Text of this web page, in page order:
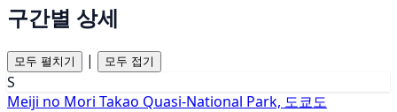
구간별 상세
모두 펼치기 | 모두 접기
S
Meiji no Mori Takao Quasi-National Park, 도쿄도